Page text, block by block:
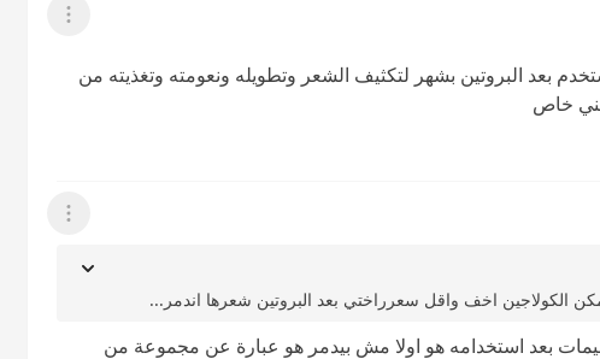
عرض القائمة
بعد البروتين بشهر لتكثيف الشعر وتطويله ونعومته وتغذيته من
خاص
عرض القائمة
الكولاجين اخف واقل سعرراختي بعد البروتين شعرها اندمر...
بعد استخدامه هو اولا مش بيدمر هو عبارة عن مجموعة من